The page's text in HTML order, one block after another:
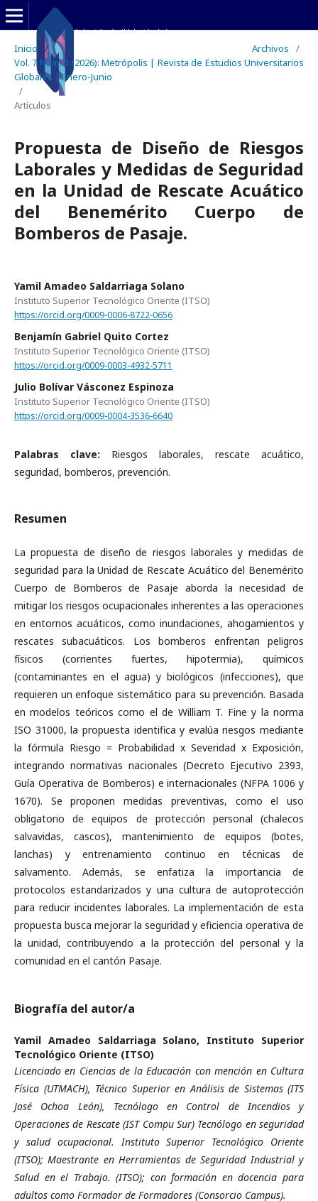
Inicio / Archivos
/
Vol. 7 Núm. 1 (2026): Metrópolis | Revista de Estudios Universitarios
Globales | Enero-Junio
/
Artículos
Propuesta de Diseño de Riesgos
Laborales y Medidas de Seguridad
en la Unidad de Rescate Acuático
del Benemérito Cuerpo de
Bomberos de Pasaje.
Yamil Amadeo Saldarriaga Solano
Instituto Superior Tecnológico Oriente (ITSO)
https://orcid.org/0009-0006-8722-0656
Benjamín Gabriel Quito Cortez
Instituto Superior Tecnológico Oriente (ITSO)
https://orcid.org/0009-0003-4932-5711
Julio Bolívar Vásconez Espinoza
Instituto Superior Tecnológico Oriente (ITSO)
https://orcid.org/0009-0004-3536-6640
Palabras clave: Riesgos laborales, rescate acuático,
seguridad, bomberos, prevención.
Resumen
La propuesta de diseño de riesgos laborales y medidas de
seguridad para la Unidad de Rescate Acuático del Benemérito
Cuerpo de Bomberos de Pasaje aborda la necesidad de
mitigar los riesgos ocupacionales inherentes a las operaciones
en entornos acuáticos, como inundaciones, ahogamientos y
rescates subacuáticos. Los bomberos enfrentan peligros
físicos (corrientes fuertes, hipotermia), químicos
(contaminantes en el agua) y biológicos (infecciones), que
requieren un enfoque sistemático para su prevención. Basada
en modelos teóricos como el de William T. Fine y la norma
ISO 31000, la propuesta identifica y evalúa riesgos mediante
la fórmula Riesgo = Probabilidad x Severidad x Exposición,
integrando normativas nacionales (Decreto Ejecutivo 2393,
Guía Operativa de Bomberos) e internacionales (NFPA 1006 y
1670). Se proponen medidas preventivas, como el uso
obligatorio de equipos de protección personal (chalecos
salvavidas, cascos), mantenimiento de equipos (botes,
lanchas) y entrenamiento continuo en técnicas de
salvamento. Además, se enfatiza la importancia de
protocolos estandarizados y una cultura de autoprotección
para reducir incidentes laborales. La implementación de esta
propuesta busca mejorar la seguridad y eficiencia operativa de
la unidad, contribuyendo a la protección del personal y la
comunidad en el cantón Pasaje.
Biografía del autor/a
Yamil Amadeo Saldarriaga Solano, Instituto Superior
Tecnológico Oriente (ITSO)
Licenciado en Ciencias de la Educación con mención en Cultura
Física (UTMACH), Técnico Superior en Análisis de Sistemas (ITS
José Ochoa León), Tecnólogo en Control de Incendios y
Operaciones de Rescate (IST Compu Sur) Tecnólogo en seguridad
y salud ocupacional. Instituto Superior Tecnológico Oriente
(ITSO); Maestrante en Herramientas de Seguridad Industrial y
Salud en el Trabajo. (ITSO); con formación en docencia para
adultos como Formador de Formadores (Consorcio Campus).